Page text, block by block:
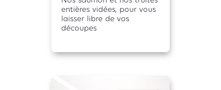
entières vidées, pour vous
laisser libre de vos
découpes